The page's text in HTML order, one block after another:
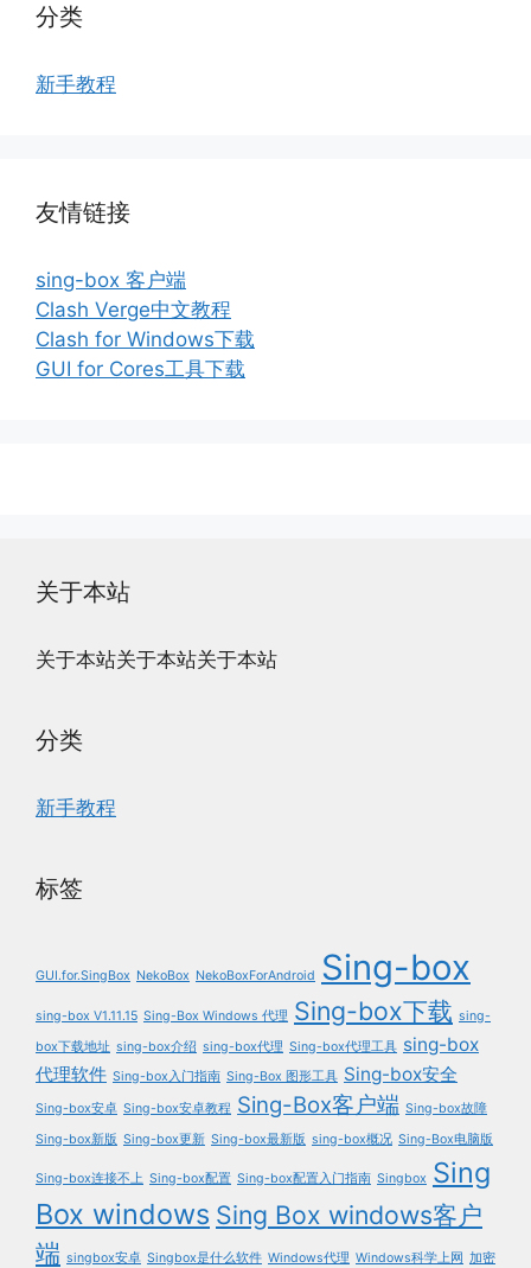
分类
新手教程
友情链接
sing-box 客户端
Clash Verge中文教程
Clash for Windows下载
GUI for Cores工具下载
关于本站
关于本站关于本站关于本站
分类
新手教程
标签
GUI.for.SingBox NekoBox NekoBoxForAndroid Sing-box
sing-box V1.11.15 Sing-Box Windows 代理 Sing-box下载 sing-
box下载地址 sing-box介绍 sing-box代理 Sing-box代理工具 sing-box
代理软件 Sing-box入门指南 Sing-Box 图形工具 Sing-box安全
Sing-box安卓 Sing-box安卓教程 Sing-Box客户端 Sing-box故障
Sing-box新版 Sing-box更新 Sing-box最新版 sing-box概况 Sing-Box电脑版
Sing-box连接不上 Sing-box配置 Sing-box配置入门指南 Singbox Sing
Box windows Sing Box windows客户
端 singbox安卓 Singbox是什么软件 Windows代理 Windows科学上网 加密